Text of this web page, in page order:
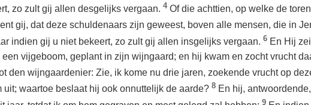
zo zult gij allen desgelijks vergaan. 4 Of die achttien, op welke de
gij, dat deze schuldenaars zijn geweest, boven alle mensen, die in
indien gij u niet bekeert, zo zult gij allen insgelijks vergaan. 6 En Hij
een vijgeboom, geplant in zijn wijngaard; en hij kwam en zocht vrucht
den wijngaardenier: Zie, ik kome nu drie jaren, zoekende vrucht op
uit; waartoe beslaat hij ook onnuttelijk de aarde? 8 En hij,
9